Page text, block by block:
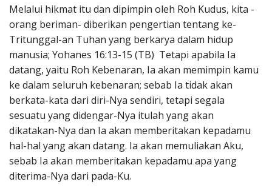
Melalui hikmat itu dan dipimpin oleh Roh Kudus, kita -
orang beriman- diberikan pengertian tentang ke-
Tritunggal-an Tuhan yang berkarya dalam hidup
manusia; Yohanes 16:13-15 (TB) Tetapi apabila Ia
datang, yaitu Roh Kebenaran, Ia akan memimpin kamu
ke dalam seluruh kebenaran; sebab Ia tidak akan
berkata-kata dari diri-Nya sendiri, tetapi segala
sesuatu yang didengar-Nya itulah yang akan
dikatakan-Nya dan Ia akan memberitakan kepadamu
hal-hal yang akan datang. Ia akan memuliakan Aku,
sebab Ia akan memberitakan kepadamu apa yang
diterima-Nya dari pada-Ku.